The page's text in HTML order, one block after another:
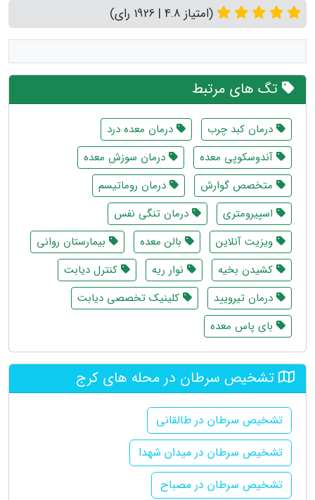
(امتیاز 4.8 | 1926 رای)
تگ های مرتبط
درمان کبد چرب
درمان معده درد
آندوسکوپی معده
درمان سوزش معده
متخصص گوارش
درمان روماتیسم
اسپیرومتری
درمان تنگی نفس
ویزیت آنلاین
بالن معده
بیمارستان روانی
کشیدن بخیه
نوار ریه
کنترل دیابت
درمان تیرویید
کلینیک تخصصی دیابت
بای پاس معده
تشخیص سرطان در محله های کرج
تشخیص سرطان در طالقانی
تشخیص سرطان در میدان شهدا
تشخیص سرطان در مصباح